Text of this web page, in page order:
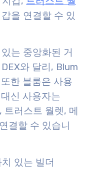
을 연결할 수 있
는 중앙화된 거
와 달리, Blum
한 블룸은 사용
신 사용자는
러스트 월렛, 메
결할 수 있습니
있는 빌더